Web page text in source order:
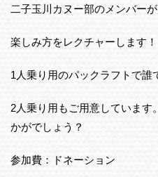
二子玉川カヌー部のメンバー
楽しみ方をレクチャーします！
1人乗り用のパックラフトで誰
2人乗り用もご用意していま
かがでしょう？
参加費：ドネーション